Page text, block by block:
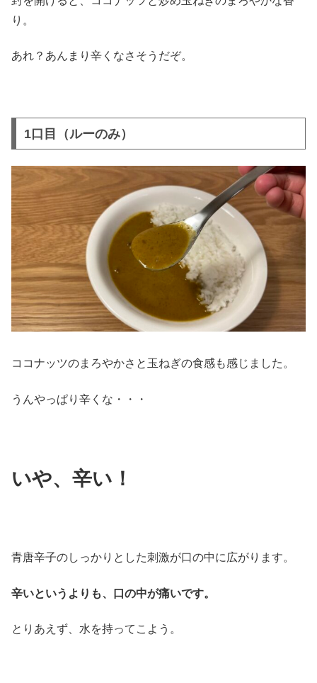
り。
あれ？あんまり辛くなさそうだぞ。
1口目（ルーのみ）
ココナッツのまろやかさと玉ねぎの食感も感じました。
うんやっぱり辛くな・・・
いや、辛い！
青唐辛子のしっかりとした刺激が口の中に広がります。
辛いというよりも、口の中が痛いです。
とりあえず、水を持ってこよう。